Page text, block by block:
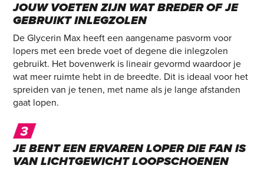
JOUW VOETEN ZIJN WAT BREDER OF JE
GEBRUIKT INLEGZOLEN
De Glycerin Max heeft een aangename pasvorm voor
lopers met een brede voet of degene die inlegzolen
gebruikt. Het bovenwerk is lineair gevormd waardoor je
wat meer ruimte hebt in de breedte. Dit is ideaal voor het
spreiden van je tenen, met name als je lange afstanden
gaat lopen.
JE BENT EEN ERVAREN LOPER DIE FAN IS
VAN LICHTGEWICHT LOOPSCHOENEN